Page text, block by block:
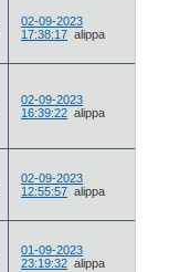
02-09-2023
17:38:17 alippa
02-09-2023
16:39:22 alippa
02-09-2023
12:55:57 alippa
01-09-2023
23:19:32 alippa